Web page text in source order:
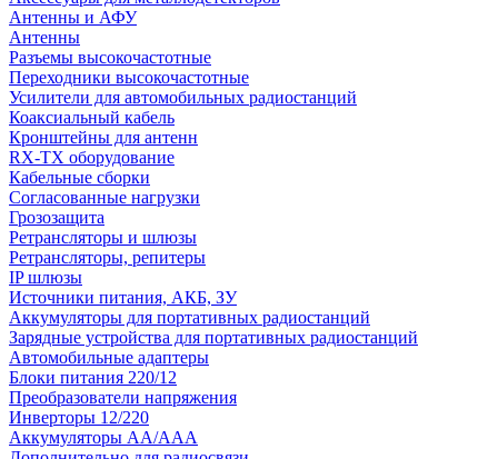
Антенны и АФУ
Антенны
Разъемы высокочастотные
Переходники высокочастотные
Усилители для автомобильных радиостанций
Коаксиальный кабель
Кронштейны для антенн
RX-TX оборудование
Кабельные сборки
Согласованные нагрузки
Грозозащита
Ретрансляторы и шлюзы
Ретрансляторы, репитеры
IP шлюзы
Источники питания, АКБ, ЗУ
Аккумуляторы для портативных радиостанций
Зарядные устройства для портативных радиостанций
Автомобильные адаптеры
Блоки питания 220/12
Преобразователи напряжения
Инверторы 12/220
Аккумуляторы АА/ААА